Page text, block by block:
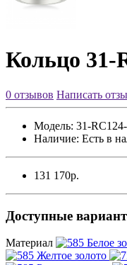
Кольцо 31-
0 отзывов Написать
Модель: 31-
Наличие: Есть в
131 170р.
Доступные
Материал